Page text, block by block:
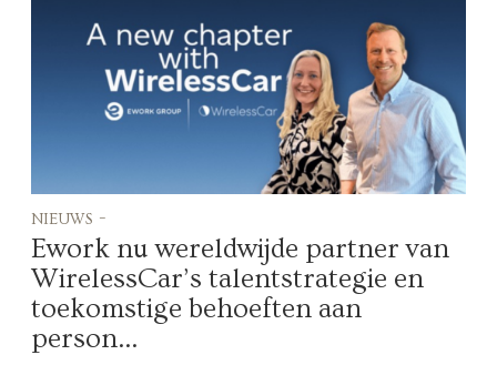
nieuws -
Ework nu wereldwijde partner van
WirelessCar’s talentstrategie en
toekomstige behoeften aan
person...